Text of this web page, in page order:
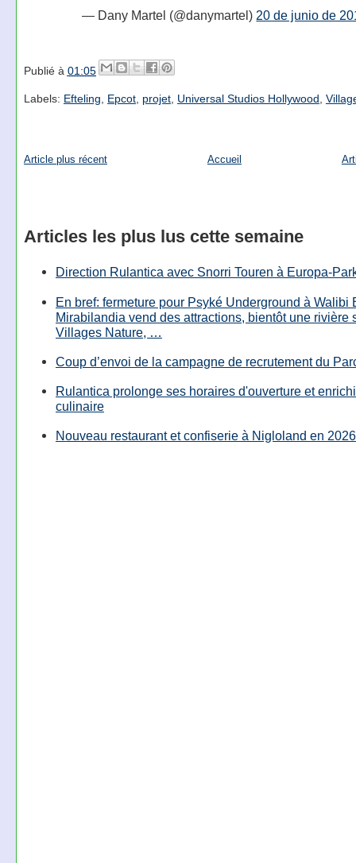
— Dany Martel (@danymartel) 20 de junio de
Publié à 01:05
Labels: Efteling Epcot, projet, Universal Studios Hollywood
Article plus récent Accueil
Articles les plus lus cette semaine
Direction Rulantica avec Snorri Touren à Europa-
En bref: fermeture pour Psyké Underground à Walibi
Mirabilandia vend des attractions, bientôt une rivière
Villages Nature, …
Coup d’envoi de la campagne de recrutement du
Rulantica prolonge ses horaires d'ouverture et
culinaire
Nouveau restaurant et confiserie à Nigloland en 2026